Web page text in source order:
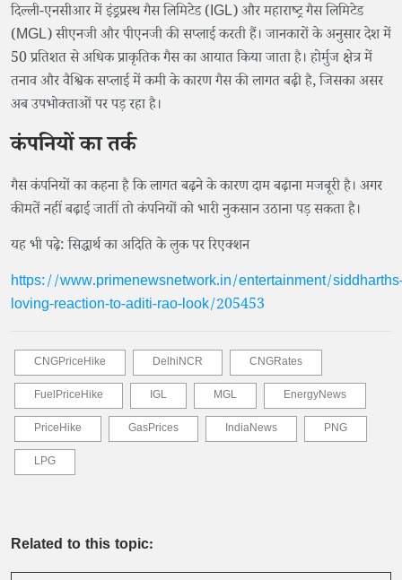
दिल्ली-एनसीआर में इंड्रप्रस्थ गैस लिमिटेड (IGL) और महाराष्ट्र गैस लिमिटेड
(MGL) सीएनजी और पीएनजी की सप्लाई करती हैं। जानकारों के अनुसार देश में
50 प्रतिशत से अधिक प्राकृतिक गैस का आयात किया जाता है। होर्मुज क्षेत्र में
तनाव और वैश्विक सप्लाई में कमी के कारण गैस की लागत बढ़ी है, जिसका असर
अब उपभोक्ताओं पर पड़ रहा है।
कंपनियों का तर्क
गैस कंपनियों का कहना है कि लागत बढ़ने के कारण दाम बढ़ाना मजबूरी है। अगर
कीमतें नहीं बढ़ाई जातीं तो कंपनियों को भारी नुकसान उठाना पड़ सकता है।
यह भी पढ़े: सिद्धार्थ का अदिति के लुक पर रिएक्शन
https://www.primenewsnetwork.in/entertainment/
loving-reaction-to-aditi-rao-look/205453
CNGPriceHike DelhiNCR
CNGRates
FuelPriceHike
IGL MGL
EnergyNews
PriceHike
GasPrices IndiaNews
PNG
LPG
Related to this topic: